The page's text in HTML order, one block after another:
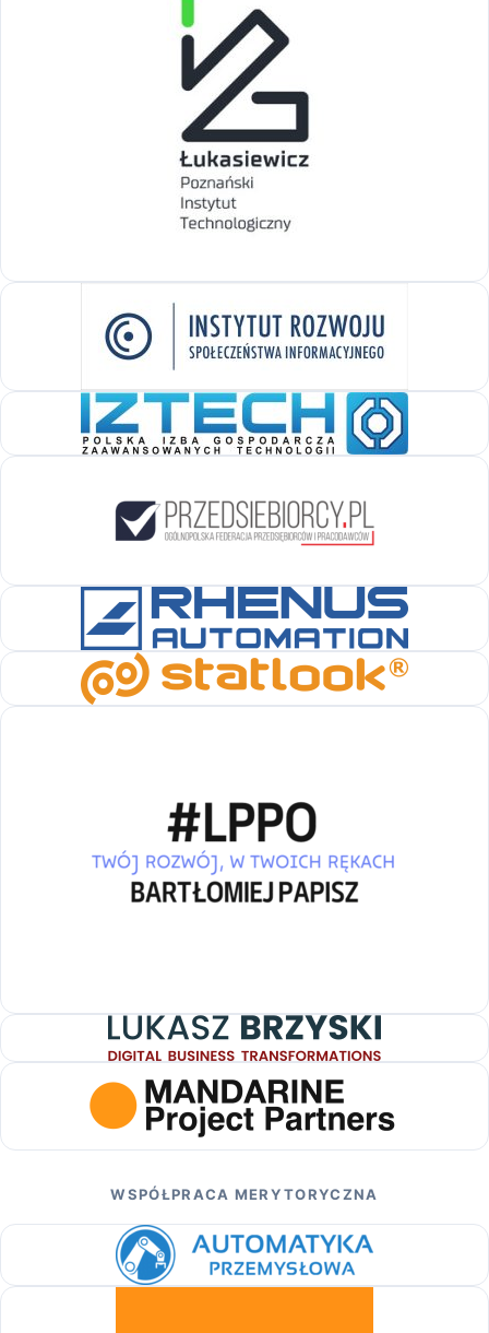
WSPÓŁPRACA MERYTORYCZNA